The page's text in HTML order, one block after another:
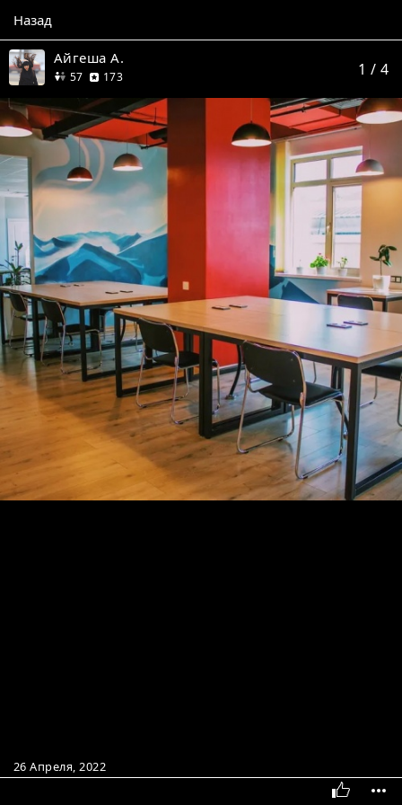
Назад
Айгеша А.
57друзей
173отзыва 1 / 4
26 Апреля, 2022